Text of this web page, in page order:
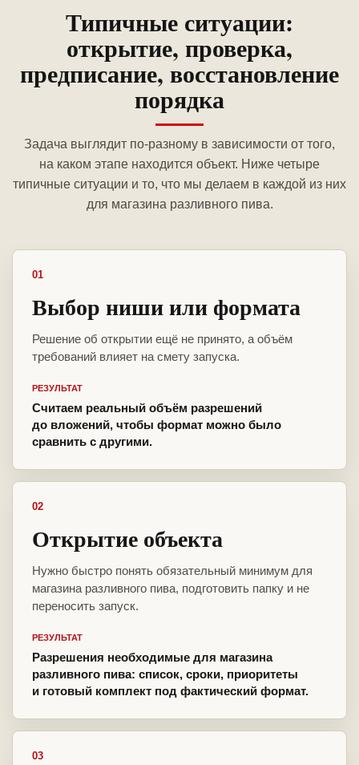
Типичные ситуации:
открытие, проверка,
предписание, восстановление
порядка
Задача выглядит по-разному в зависимости от того,
на каком этапе находится объект. Ниже четыре
типичные ситуации и то, что мы делаем в каждой из них
для магазина разливного пива.
01
Выбор ниши или формата
Решение об открытии ещё не принято, а объём
требований влияет на смету запуска.
РЕЗУЛЬТАТ
Считаем реальный объём разрешений
до вложений, чтобы формат можно было
сравнить с другими.
02
Открытие объекта
Нужно быстро понять обязательный минимум для
магазина разливного пива, подготовить папку и не
переносить запуск.
РЕЗУЛЬТАТ
Разрешения необходимые для магазина
разливного пива: список, сроки, приоритеты
и готовый комплект под фактический формат.
03